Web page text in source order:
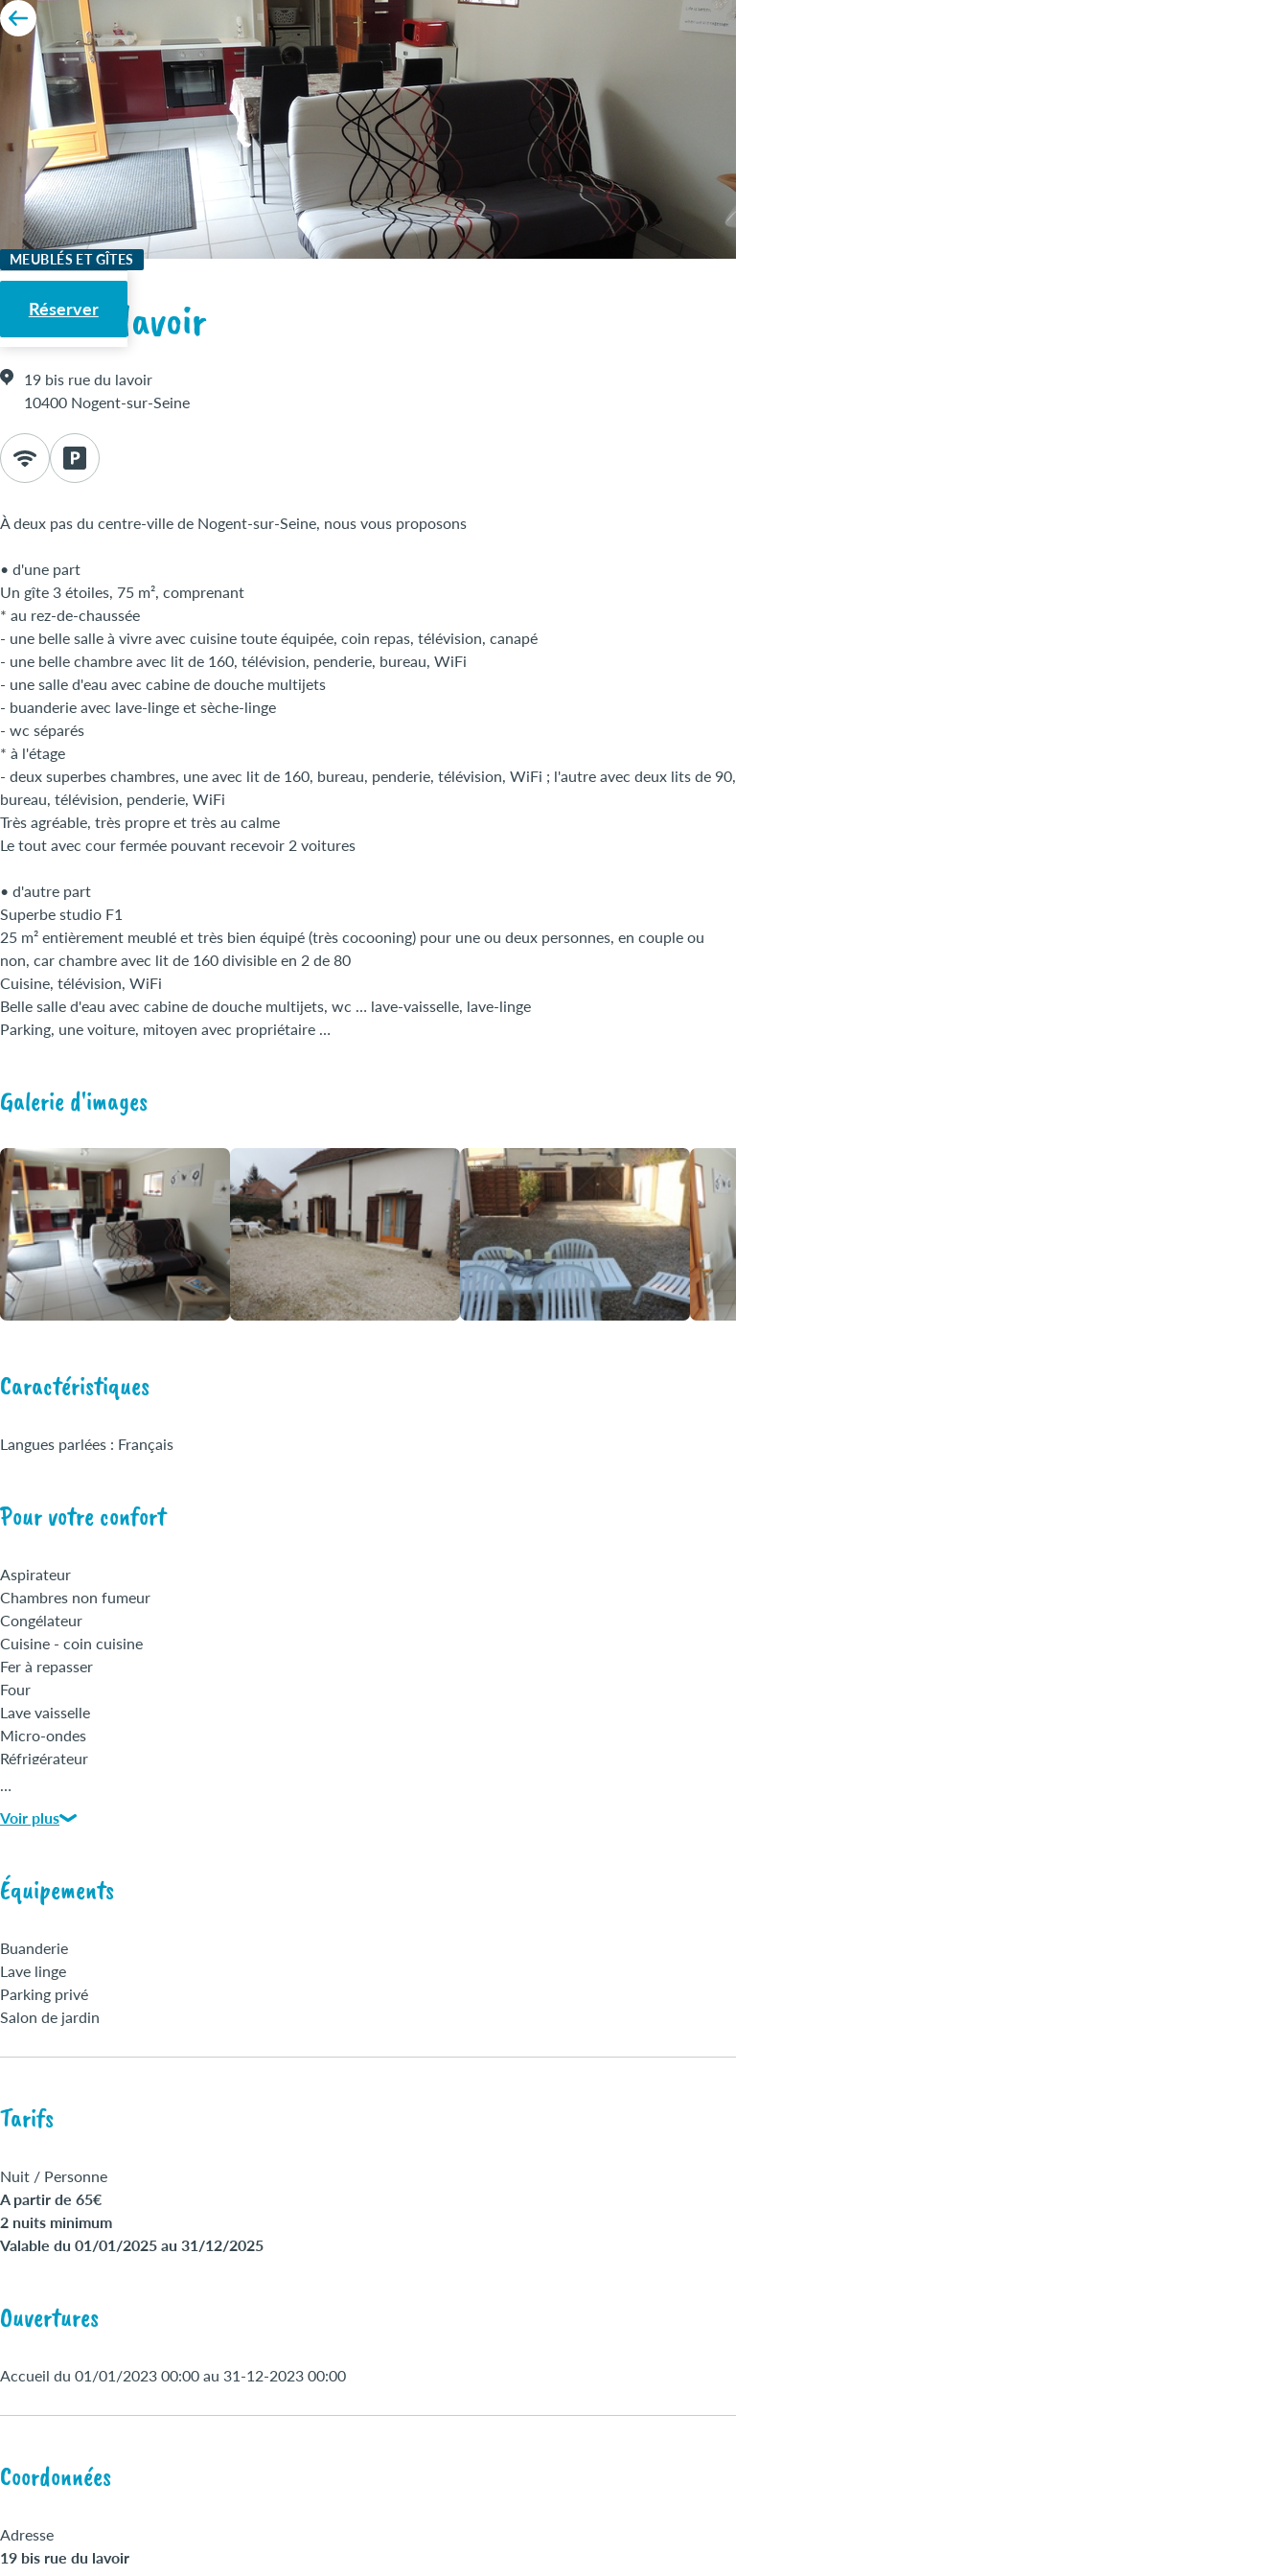
MEUBLÉS ET GÎTES
Réserver
Gîte du lavoir
19 bis rue du lavoir
10400 Nogent-sur-Seine
À deux pas du centre-ville de Nogent-sur-Seine, nous vous proposons
• d'une part
Un gîte 3 étoiles, 75 m², comprenant
* au rez-de-chaussée
- une belle salle à vivre avec cuisine toute équipée, coin repas, télévision, canapé
- une belle chambre avec lit de 160, télévision, penderie, bureau, WiFi
- une salle d'eau avec cabine de douche multijets
- buanderie avec lave-linge et sèche-linge
- wc séparés
* à l'étage
- deux superbes chambres, une avec lit de 160, bureau, penderie, télévision, WiFi ; l'autre avec deux lits de 90,
bureau, télévision, penderie, WiFi
Très agréable, très propre et très au calme
Le tout avec cour fermée pouvant recevoir 2 voitures
• d'autre part
Superbe studio F1
25 m² entièrement meublé et très bien équipé (très cocooning) pour une ou deux personnes, en couple ou
non, car chambre avec lit de 160 divisible en 2 de 80
Cuisine, télévision, WiFi
Belle salle d'eau avec cabine de douche multijets, wc … lave-vaisselle, lave-linge
Parking, une voiture, mitoyen avec propriétaire …
Galerie d'images
Caractéristiques
Langues parlées : Français
Pour votre confort
Aspirateur
Chambres non fumeur
Congélateur
Cuisine - coin cuisine
Fer à repasser
Four
Lave vaisselle
Micro-ondes
Réfrigérateur
Terrasse privative
Linges fournis
Lit bébé
Wi-Fi
…
Voir plus
Équipements
Buanderie
Lave linge
Parking privé
Salon de jardin
Tarifs
Nuit / Personne
A partir de 65€
2 nuits minimum
Valable du 01/01/2025 au 31/12/2025
Ouvertures
Accueil du 01/01/2023 00:00 au 31-12-2023 00:00
Coordonnées
Adresse
19 bis rue du lavoir